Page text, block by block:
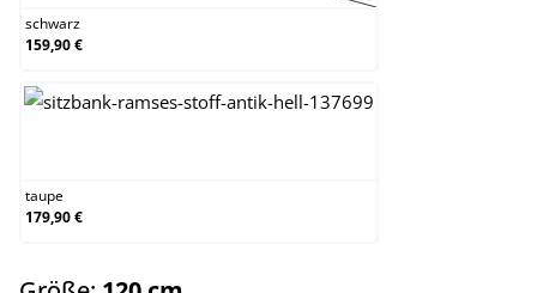
schwarz
159,90 €
taupe
179,90 €